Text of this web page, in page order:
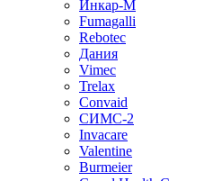
Инкар-М
Fumagalli
Rebotec
Дания
Vimec
Trelax
Convaid
СИМС-2
Invacare
Valentine
Burmeier